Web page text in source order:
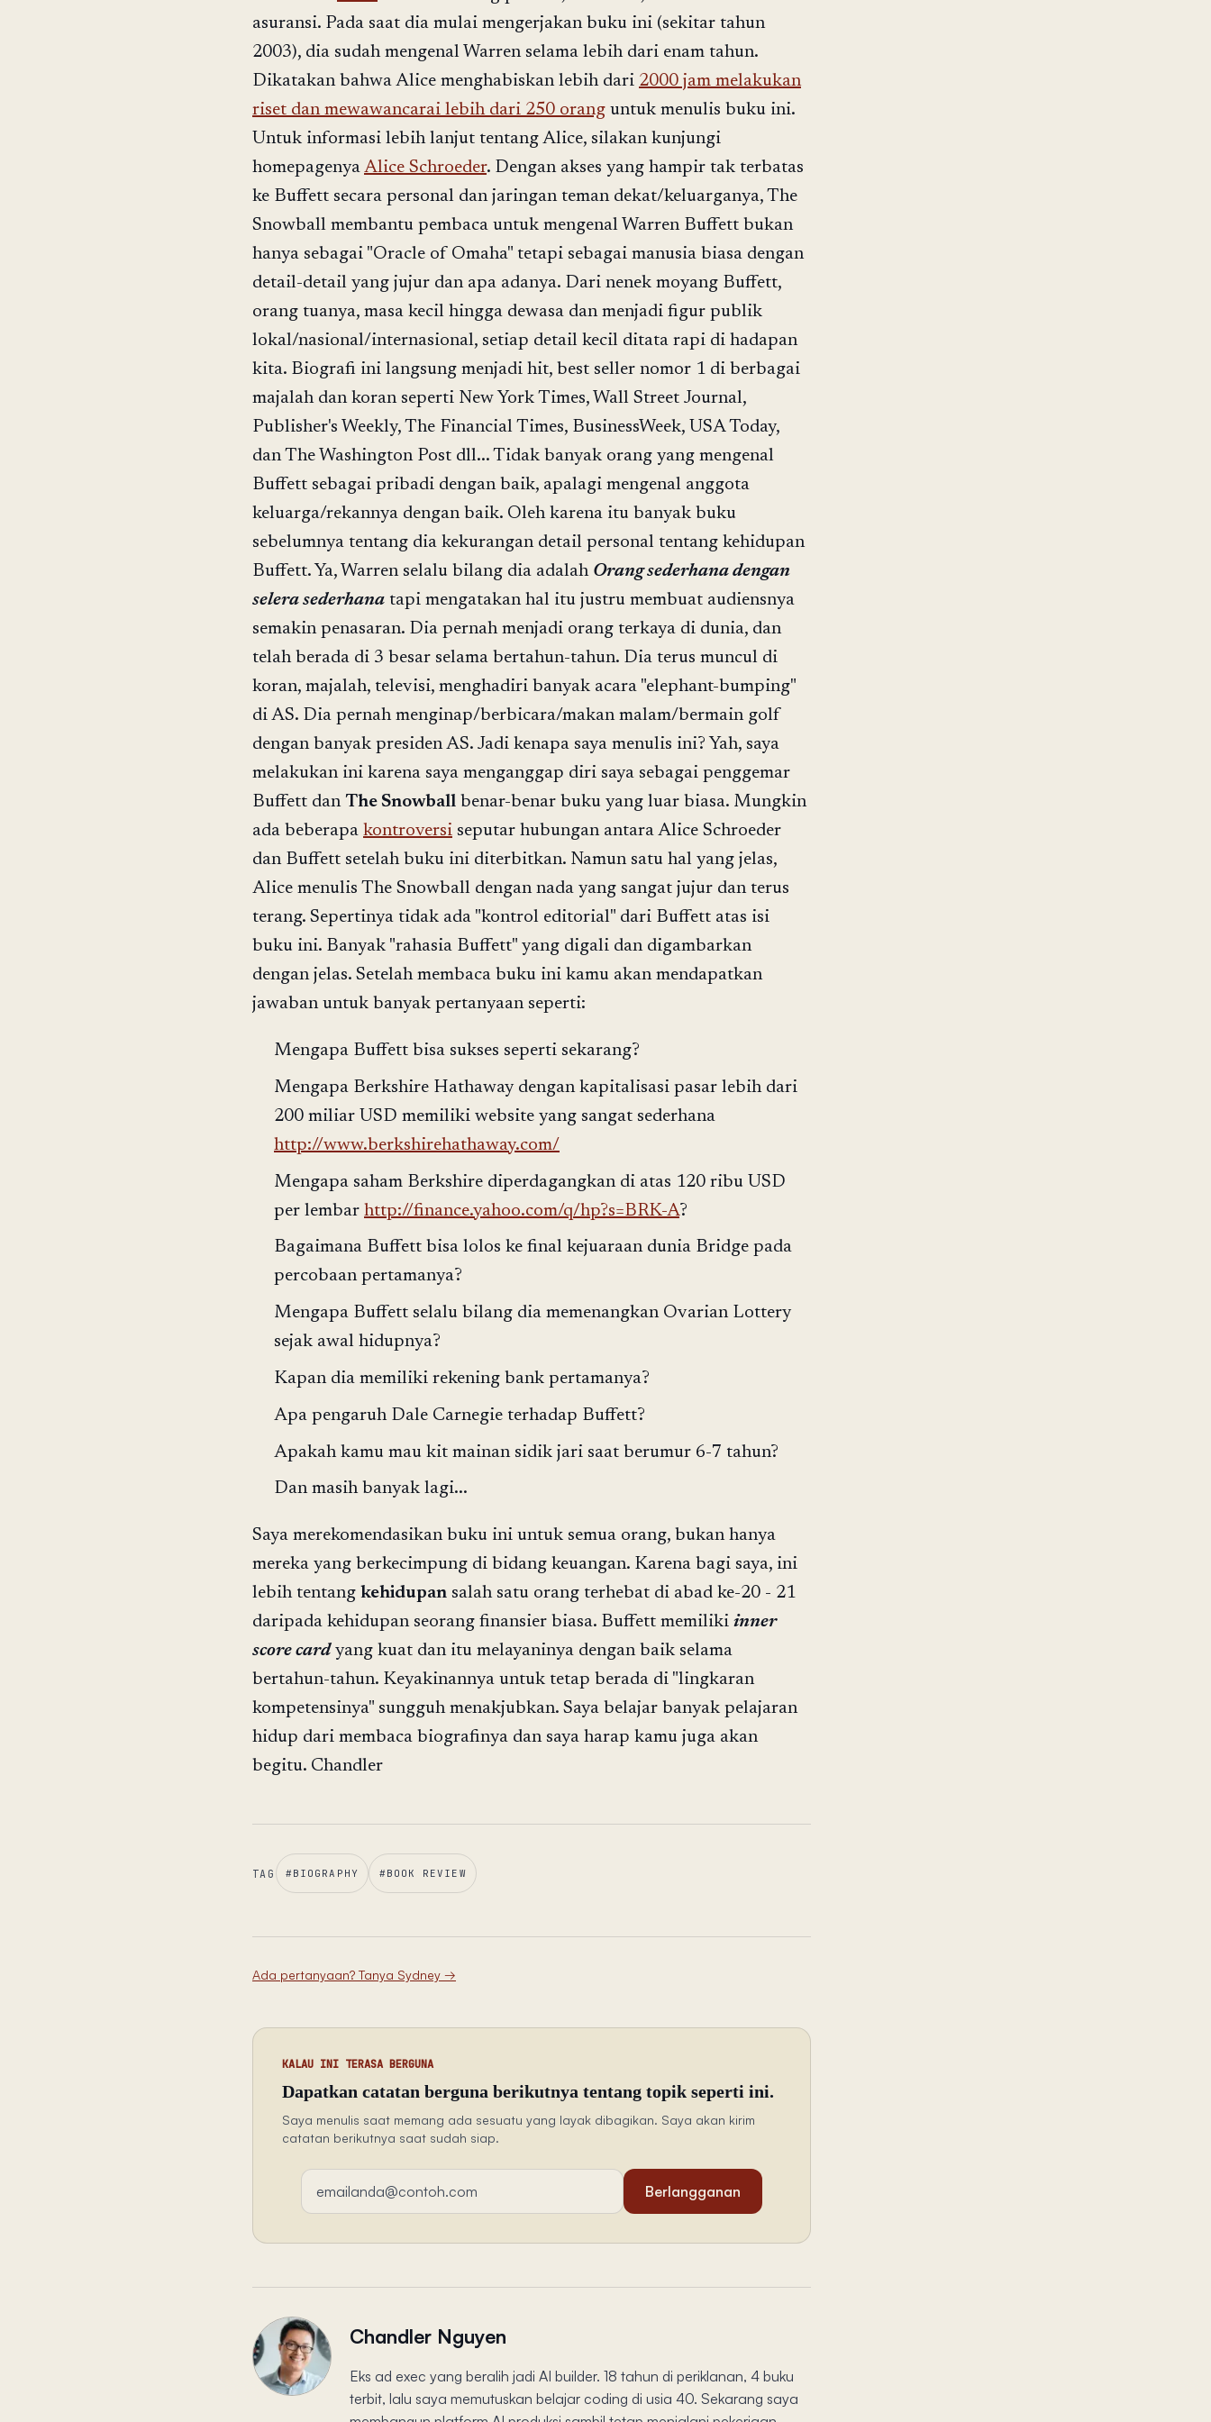
asuransi. Pada saat dia mulai mengerjakan buku ini (sekitar tahun
2003), dia sudah mengenal Warren selama lebih dari enam tahun.
Dikatakan bahwa Alice menghabiskan lebih dari 2000 jam melakukan
riset dan mewawancarai lebih dari 250 orang untuk menulis buku ini.
Untuk informasi lebih lanjut tentang Alice, silakan kunjungi
homepagenya Alice Schroeder. Dengan akses yang hampir tak terbatas
ke Buffett secara personal dan jaringan teman dekat/keluarganya, The
Snowball membantu pembaca untuk mengenal Warren Buffett bukan
hanya sebagai "Oracle of Omaha" tetapi sebagai manusia biasa dengan
detail-detail yang jujur dan apa adanya. Dari nenek moyang Buffett,
orang tuanya, masa kecil hingga dewasa dan menjadi figur publik
lokal/nasional/internasional, setiap detail kecil ditata rapi di hadapan
kita. Biografi ini langsung menjadi hit, best seller nomor 1 di berbagai
majalah dan koran seperti New York Times, Wall Street Journal,
Publisher's Weekly, The Financial Times, BusinessWeek, USA Today,
dan The Washington Post dll... Tidak banyak orang yang mengenal
Buffett sebagai pribadi dengan baik, apalagi mengenal anggota
keluarga/rekannya dengan baik. Oleh karena itu banyak buku
sebelumnya tentang dia kekurangan detail personal tentang kehidupan
Buffett. Ya, Warren selalu bilang dia adalah Orang sederhana dengan
selera sederhana tapi mengatakan hal itu justru membuat audiensnya
semakin penasaran. Dia pernah menjadi orang terkaya di dunia, dan
telah berada di 3 besar selama bertahun-tahun. Dia terus muncul di
koran, majalah, televisi, menghadiri banyak acara "elephant-bumping"
di AS. Dia pernah menginap/berbicara/makan malam/bermain golf
dengan banyak presiden AS. Jadi kenapa saya menulis ini? Yah, saya
melakukan ini karena saya menganggap diri saya sebagai penggemar
Buffett dan The Snowball benar-benar buku yang luar biasa. Mungkin
ada beberapa kontroversi seputar hubungan antara Alice Schroeder
dan Buffett setelah buku ini diterbitkan. Namun satu hal yang jelas,
Alice menulis The Snowball dengan nada yang sangat jujur dan terus
terang. Sepertinya tidak ada "kontrol editorial" dari Buffett atas isi
buku ini. Banyak "rahasia Buffett" yang digali dan digambarkan
dengan jelas. Setelah membaca buku ini kamu akan mendapatkan
jawaban untuk banyak pertanyaan seperti:
Mengapa Buffett bisa sukses seperti sekarang?
Mengapa Berkshire Hathaway dengan kapitalisasi pasar lebih dari
200 miliar USD memiliki website yang sangat sederhana
http://www.berkshirehathaway.com/
Mengapa saham Berkshire diperdagangkan di atas 120 ribu USD
per lembar http://finance.yahoo.com/q/hp?s=BRK-A?
Bagaimana Buffett bisa lolos ke final kejuaraan dunia Bridge pada
percobaan pertamanya?
Mengapa Buffett selalu bilang dia memenangkan Ovarian Lottery
sejak awal hidupnya?
Kapan dia memiliki rekening bank pertamanya?
Apa pengaruh Dale Carnegie terhadap Buffett?
Apakah kamu mau kit mainan sidik jari saat berumur 6-7 tahun?
Dan masih banyak lagi...
Saya merekomendasikan buku ini untuk semua orang, bukan hanya
mereka yang berkecimpung di bidang keuangan. Karena bagi saya, ini
lebih tentang kehidupan salah satu orang terhebat di abad ke-20 - 21
daripada kehidupan seorang finansier biasa. Buffett memiliki inner
score cardyang kuat dan itu melayaninya dengan baik selama
bertahun-tahun. Keyakinannya untuk tetap berada di "lingkaran
kompetensinya" sungguh menakjubkan. Saya belajar banyak pelajaran
hidup dari membaca biografinya dan saya harap kamu juga akan
begitu. Chandler
TAG #BIOGRAPHY #BOOK REVIEW
Ada pertanyaan? Tanya Sydney →
KALAU INI TERASA BERGUNA
Dapatkan catatan berguna berikutnya tentang topik seperti ini.
Saya menulis saat memang ada sesuatu yang layak dibagikan. Saya akan kirim
catatan berikutnya saat sudah siap.
Alamat email
Berlangganan
Chandler Nguyen
Eks ad exec yang beralih jadi AI builder. 18 tahun di periklanan, 4 buku
terbit, lalu saya memutuskan belajar coding di usia 40. Sekarang saya